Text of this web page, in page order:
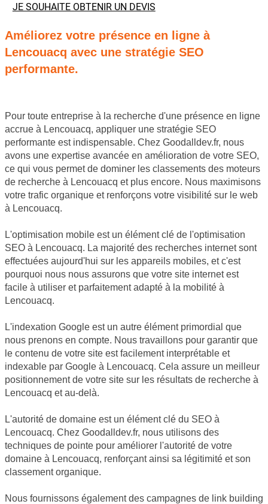
JE SOUHAITE OBTENIR UN DEVIS
Améliorez votre présence en ligne à
Lencouacq avec une stratégie SEO
performante.
Pour toute entreprise à la recherche d'une présence en ligne
accrue à Lencouacq, appliquer une stratégie SEO
performante est indispensable. Chez Goodalldev.fr, nous
avons une expertise avancée en amélioration de votre SEO,
ce qui vous permet de dominer les classements des moteurs
de recherche à Lencouacq et plus encore. Nous maximisons
votre trafic organique et renforçons votre visibilité sur le web
à Lencouacq.
L'optimisation mobile est un élément clé de l'optimisation
SEO à Lencouacq. La majorité des recherches internet sont
effectuées aujourd'hui sur les appareils mobiles, et c'est
pourquoi nous nous assurons que votre site internet est
facile à utiliser et parfaitement adapté à la mobilité à
Lencouacq.
L'indexation Google est un autre élément primordial que
nous prenons en compte. Nous travaillons pour garantir que
le contenu de votre site est facilement interprétable et
indexable par Google à Lencouacq. Cela assure un meilleur
positionnement de votre site sur les résultats de recherche à
Lencouacq et au-delà.
L'autorité de domaine est un élément clé du SEO à
Lencouacq. Chez Goodalldev.fr, nous utilisons des
techniques de pointe pour améliorer l'autorité de votre
domaine à Lencouacq, renforçant ainsi sa légitimité et son
classement organique.
Nous fournissons également des campagnes de link building